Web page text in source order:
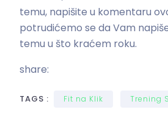
temu, napišite u komentaru
potrudićemo se da Vam
temu u što kraćem roku.
share:
TAGS : Fit na Klik Trening